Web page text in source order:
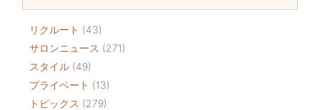
リクルート (43)
サロンニュース (271)
スタイル (49)
プライベート (13)
トピックス (279)